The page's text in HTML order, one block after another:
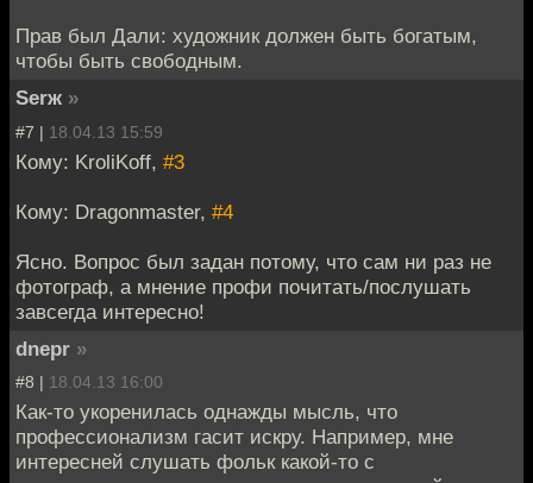
Прав был Дали: художник должен быть богатым,
чтобы быть свободным.
Serж »
#7 | 18.04.13 15:59
Кому: KroliKoff, #3
Кому: Dragonmaster, #4
Ясно. Вопрос был задан потому, что сам ни раз не
фотограф, а мнение профи почитать/послушать
завсегда интересно!
dnepr »
#8 | 18.04.13 16:00
Как-то укоренилась однажды мысль, что
профессионализм гасит искру. Например, мне
интересней слушать фольк какой-то с